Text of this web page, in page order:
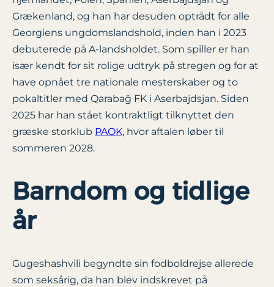
Grækenland, og han har desuden optrådt for alle
Georgiens ungdomslandshold, inden han i 2023
debuterede på A-landsholdet. Som spiller er han
især kendt for sit rolige udtryk på stregen og for at
have opnået tre nationale mesterskaber og to
pokaltitler med Qarabağ FK i Aserbajdsjan. Siden
2025 har han stået kontraktligt tilknyttet den
græske storklub PAOK, hvor aftalen løber til
sommeren 2028.
Barndom og tidlige
år
Gugeshashvili begyndte sin fodboldrejse allerede
som seksårig, da han blev indskrevet på